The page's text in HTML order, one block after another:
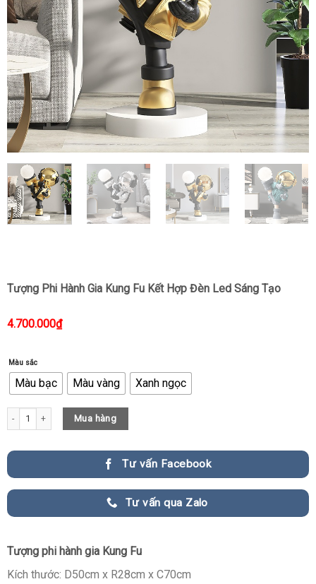
Tượng Phi Hành Gia Kung Fu Kết Hợp Đèn Led Sáng Tạo
4.700.000₫
Màu sắc
Màu bạc Màu vàng Xanh ngọc
Tượng Phi Hành Gia Kung Fu Kết Hợp Đèn Led Sáng Tạo quantity
Mua hàng
Tư vấn Facebook
Tư vấn qua Zalo
Tượng phi hành gia Kung Fu
Kích thước: D50cm x R28cm x C70cm